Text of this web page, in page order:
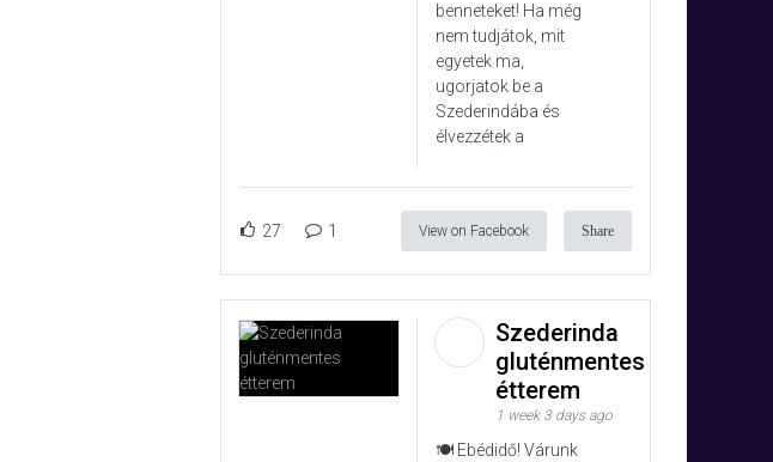
benneteket! Ha még
nem tudjátok, mit
egyetek ma,
ugorjatok be a
Szederindába és
élvezzétek a
27 1 View on Facebook Share
Szederinda
gluténmentes
étterem
1 week 3 days ago
🍽️ Ebédidő! Várunk